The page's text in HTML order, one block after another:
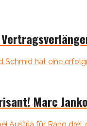
Schmid hat eine
Marc